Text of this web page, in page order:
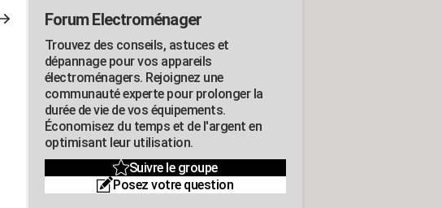
Forum Electroménager
Trouvez des conseils, astuces et
dépannage pour vos appareils
électroménagers. Rejoignez une
communauté experte pour prolonger la
durée de vie de vos équipements.
Économisez du temps et de l'argent en
optimisant leur utilisation.
Suivre le groupe
Posez votre question